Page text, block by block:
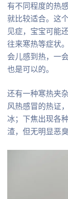
有不同程度的热
就比较适合。这
见症，宝宝可能
往来寒热等症状
会儿感到热，一
也是可以的。
还有一种寒热夹
风热感冒的热证
冰；下焦出现各
渣，但无明显恶